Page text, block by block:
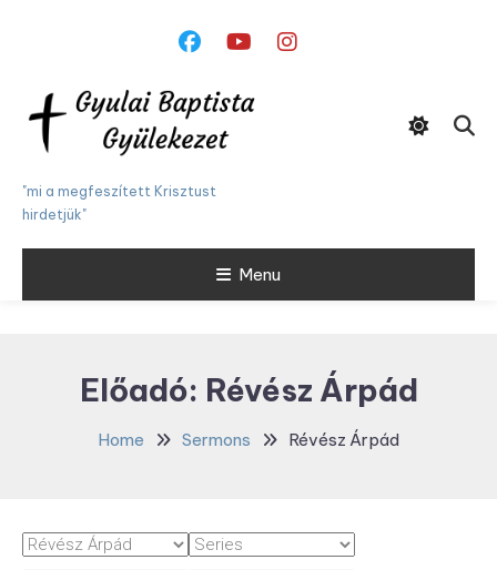
"mi a megfeszített Krisztust
hirdetjük"
Menu
Előadó: Révész Árpád
Home Sermons Révész Árpád